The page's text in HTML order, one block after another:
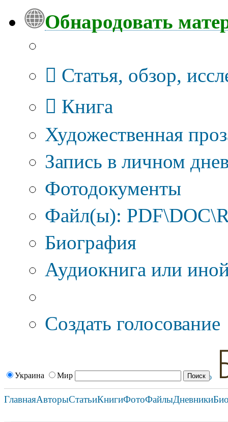
Обнародовать
Статья, обзор,
Книга
Художественная
Запись в личном
Фотодокументы
Файл(ы):
Биография
Аудиокнига или
Создать голосование
Украина Мир
ГлавнаяАвторыСтатьиКнигиФотоФайлыДневники